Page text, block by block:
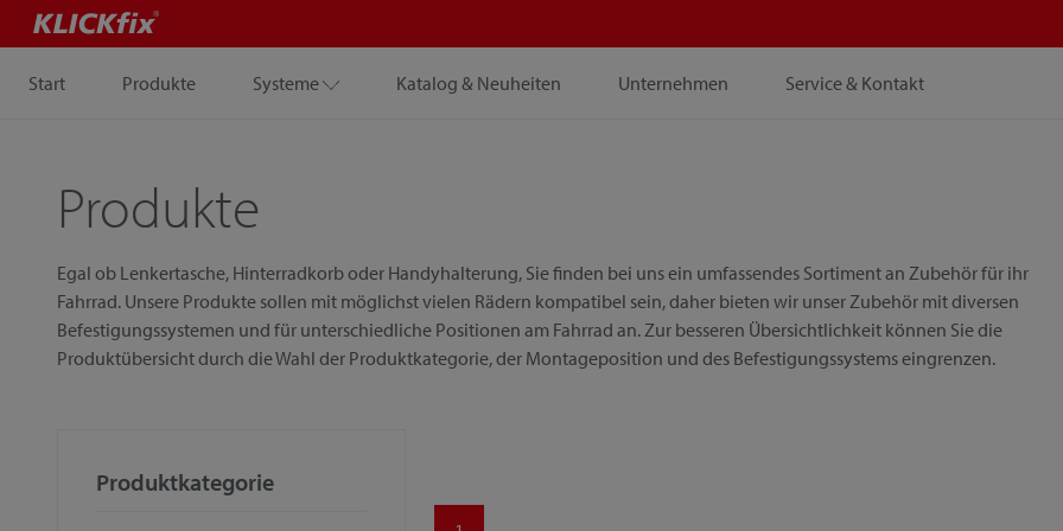
Start Produkte Systeme Katalog & Neuheiten Unternehmen Service & Kontakt
Produkte
Egal ob Lenkertasche, Hinterradkorb oder Handyhalterung, Sie finden bei uns ein umfassendes Sortiment an Zubehör für ihr
Fahrrad. Unsere Produkte sollen mit möglichst vielen Rädern kompatibel sein, daher bieten wir unser Zubehör mit diversen
Befestigungssystemen und für unterschiedliche Positionen am Fahrrad an. Zur besseren Übersichtlichkeit können Sie die
Produktübersicht durch die Wahl der Produktkategorie, der Montageposition und des Befestigungssystems eingrenzen.
Produktkategorie